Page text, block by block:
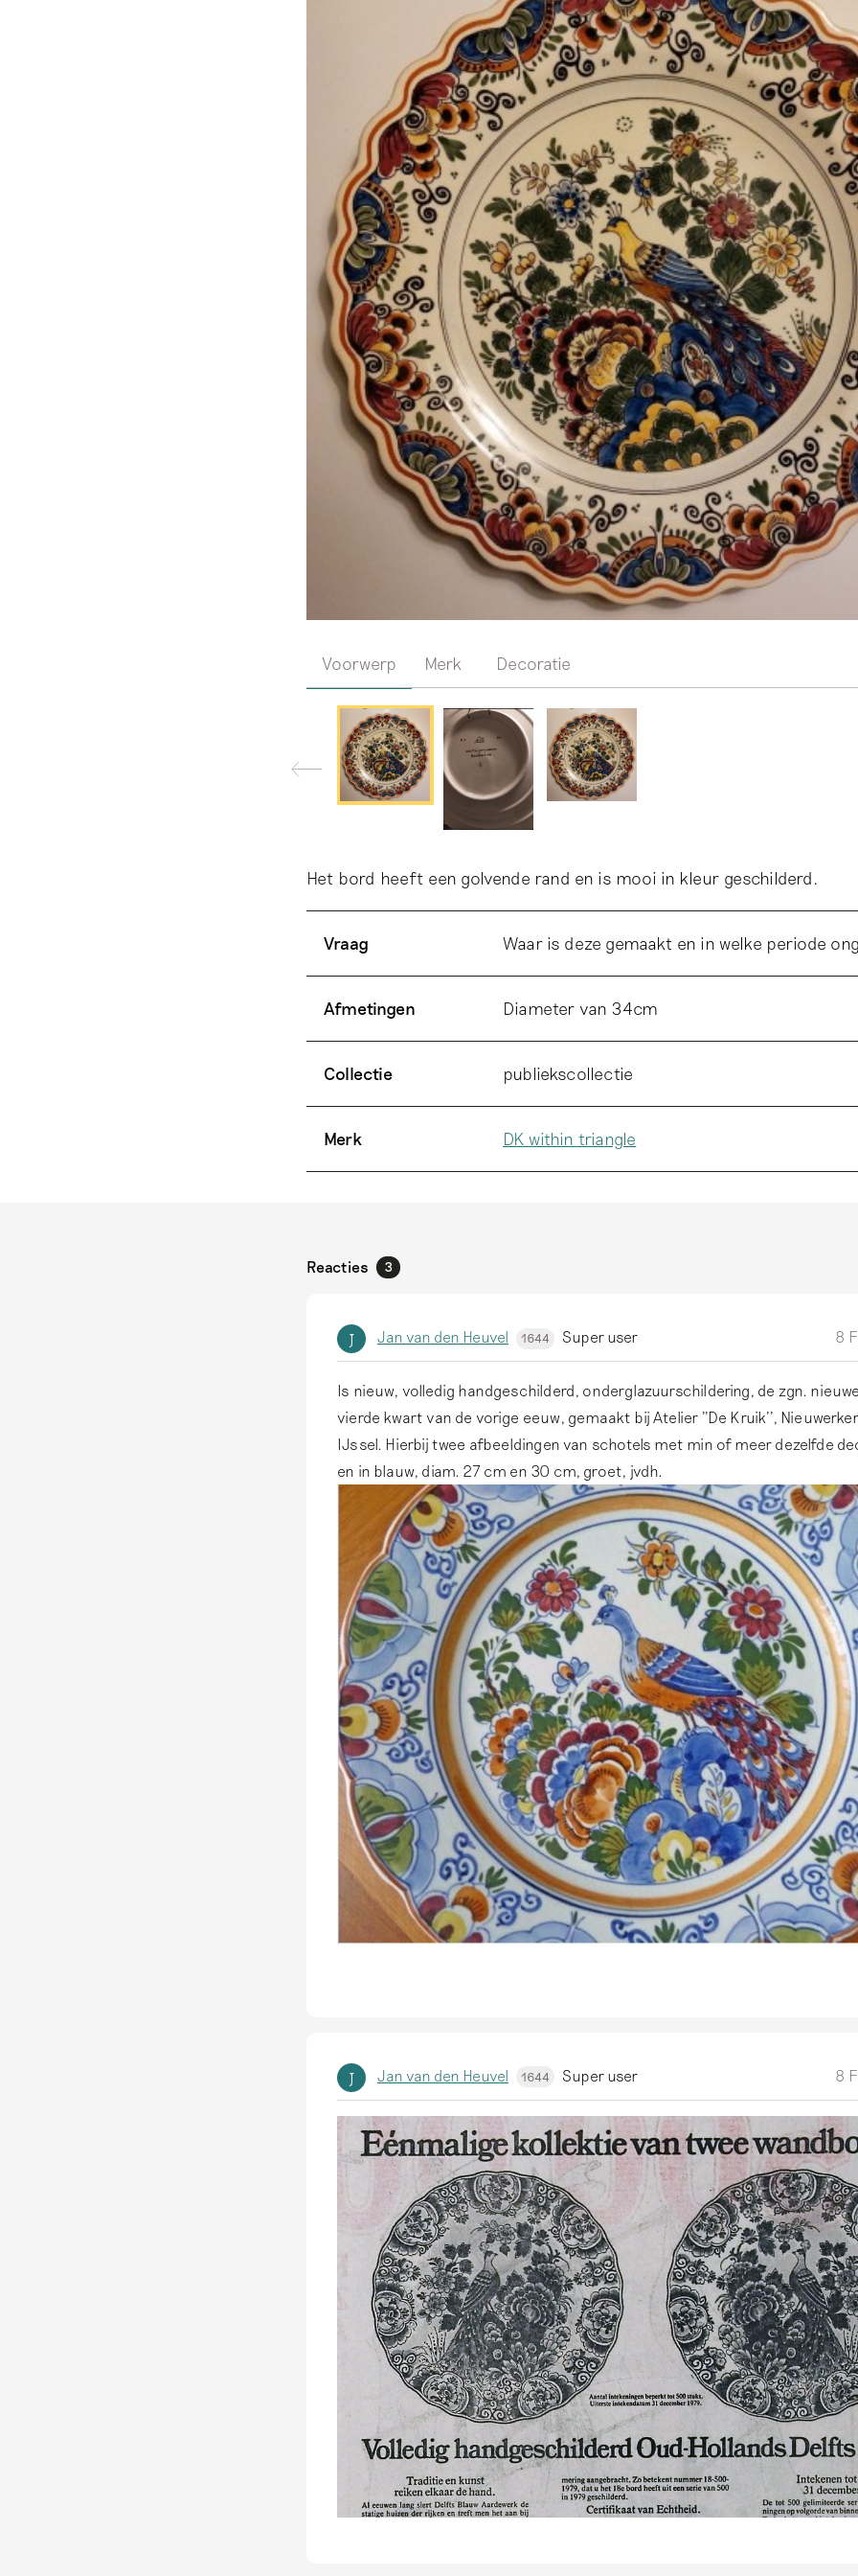
Voorwerp Merk Decoratie
Het bord heeft een golvende rand en is mooi in kleur geschilderd.
Vraag Waar is deze gemaakt en in welke periode
Afmetingen Diameter van 34cm
Collectie publiekscollectie
Merk DK within triangle
Reacties 3
J Jan van den Heuvel 1644 Super user 8
Is nieuw, volledig handgeschilderd, onderglazuurschildering, de zgn.
vierde kwart van de vorige eeuw, gemaakt bij Atelier ''De Kruik'',
IJssel. Hierbij twee afbeeldingen van schotels met min of meer dezelfde
en in blauw, diam. 27 cm en 30 cm, groet, jvdh.
J Jan van den Heuvel 1644 Super user 8